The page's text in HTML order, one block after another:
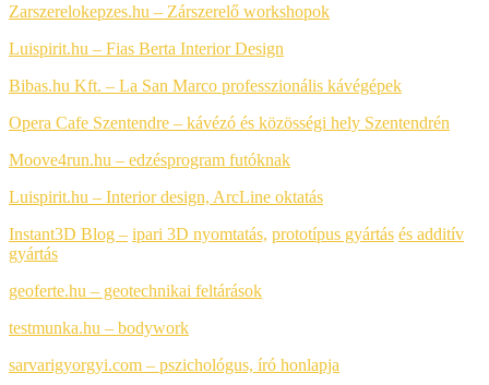
Zarszerelokepzes.hu – Zárszerelő workshopok
Luispirit.hu – Fias Berta Interior Design
Bibas.hu Kft. – La San Marco professzionális kávégépek
Opera Cafe Szentendre – kávézó és közösségi hely Szentendrén
Moove4run.hu – edzésprogram futóknak
Luispirit.hu – Interior design, ArcLine oktatás
Instant3D Blog – ipari 3D nyomtatás, prototípus gyártás és additív
gyártás
geoferte.hu – geotechnikai feltárások
testmunka.hu – bodywork
sarvarigyorgyi.com – pszichológus, író honlapja